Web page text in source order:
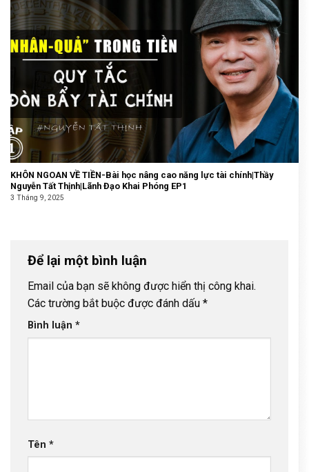
KHÔN NGOAN VỀ TIỀN-Bài học nâng cao năng lực tài chính|Thầy
Nguyễn Tất Thịnh|Lãnh Đạo Khai Phóng EP1
3 Tháng 9, 2025
Để lại một bình luận
Email của bạn sẽ không được hiển thị công khai.
Các trường bắt buộc được đánh dấu *
Bình luận *
Tên *